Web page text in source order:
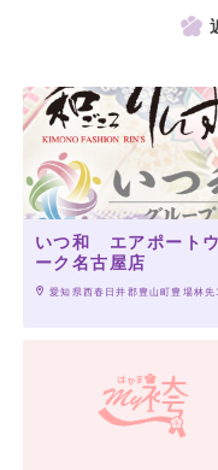
いつ和 エアポート
ーク名古屋店
愛知県西春日井郡豊山町豊場林先